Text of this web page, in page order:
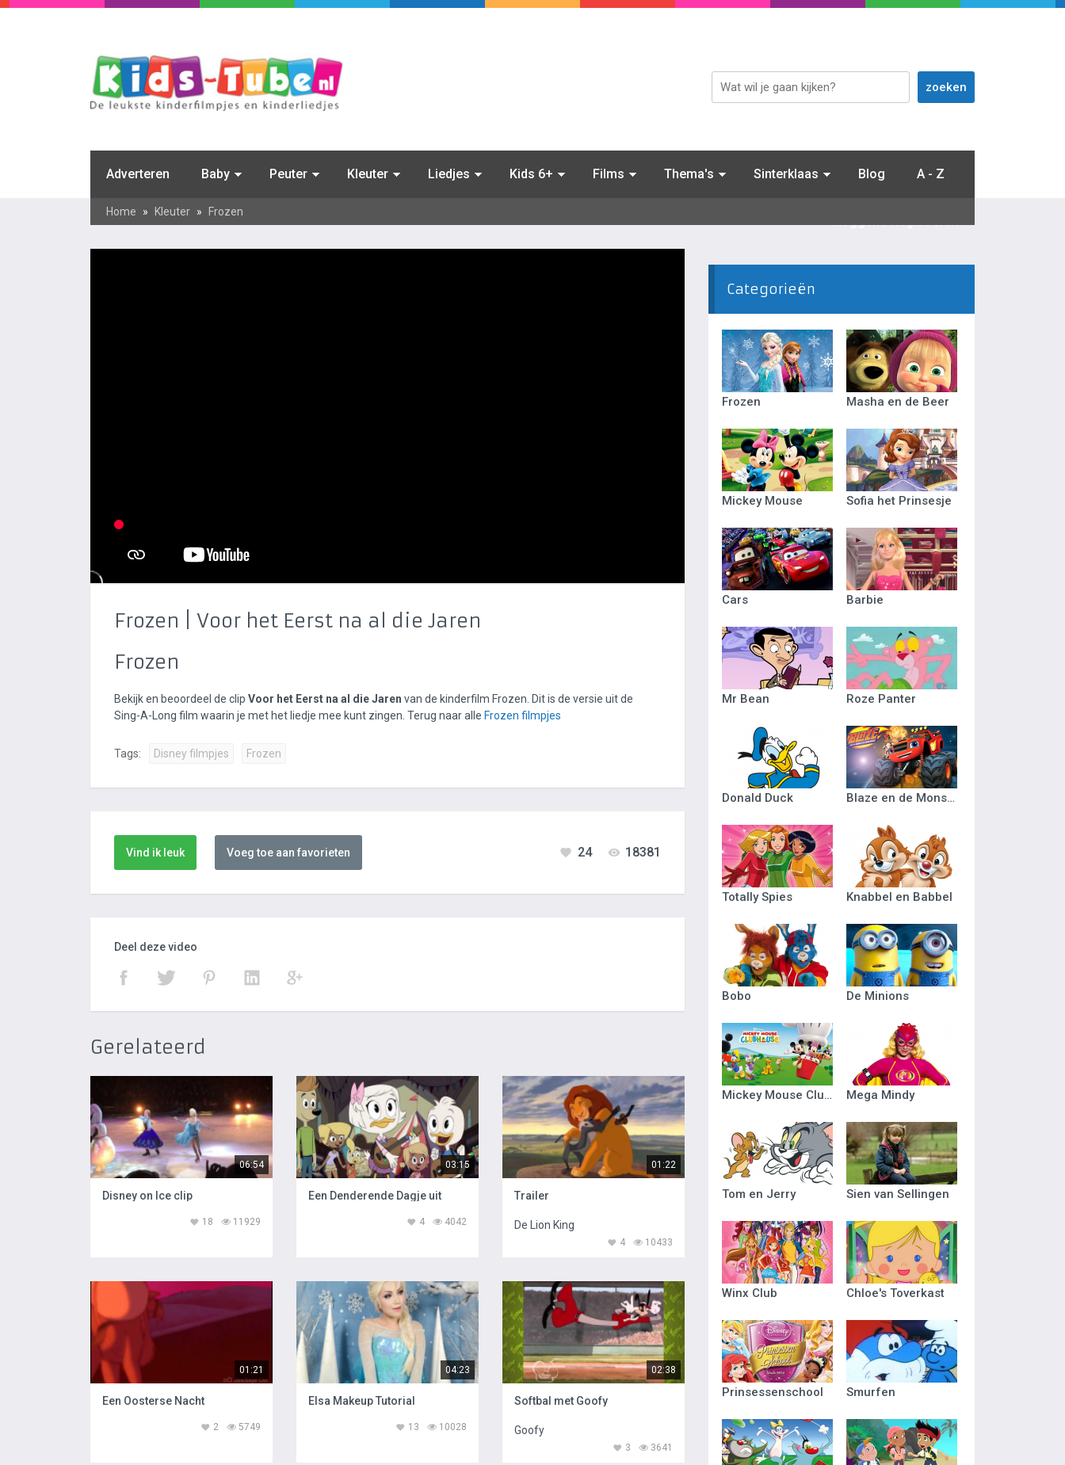
Adverteren Baby Peuter Kleuter Liedjes Kids 6+ Films Thema's Sinterklaas Blog A - Z
Inloggen / Registreren
Home » Kleuter » Frozen
Frozen | Voor het Eerst na al die Jaren
Frozen
Bekijk en beoordeel de clip Voor het Eerst na al die Jaren van de kinderfilm Frozen. Dit is de versie uit de
Sing-A-Long film waarin je met het liedje mee kunt zingen. Terug naar alle Frozen filmpjes
Tags: Disney filmpjes Frozen
Vind ik leuk Voeg toe aan favorieten 18381
24
Deel deze video
Gerelateerd
06:54
Disney on Ice clip
11929
18
03:15
Een Denderende Dagje uit
4042
4
01:22
Trailer
De Lion King
10433
4
01:21
Een Oosterse Nacht
5749
2
04:23
Elsa Makeup Tutorial
10028
13
02:38
Softbal met Goofy
Goofy
3641
3
Categorieën
Frozen Masha en de Beer
Mickey Mouse Sofia het Prinsesje
Cars Barbie
Mr Bean Roze Panter
Donald Duck Blaze en de Monsterwielen
Totally Spies Knabbel en Babbel
Bobo De Minions
Mickey Mouse Clubhuis Mega Mindy
Tom en Jerry Sien van Sellingen
Winx Club Chloe's Toverkast
Prinsessenschool Smurfen